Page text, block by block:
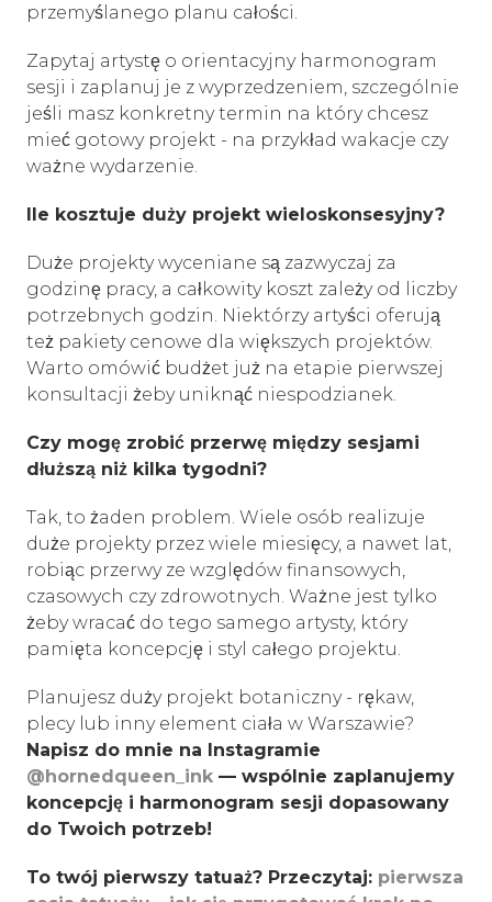
przemyślanego planu całości.
Zapytaj artystę o orientacyjny harmonogram
sesji i zaplanuj je z wyprzedzeniem, szczególnie
jeśli masz konkretny termin na który chcesz
mieć gotowy projekt - na przykład wakacje czy
ważne wydarzenie.
Ile kosztuje duży projekt wieloskonsesyjny?
Duże projekty wyceniane są zazwyczaj za
godzinę pracy, a całkowity koszt zależy od liczby
potrzebnych godzin. Niektórzy artyści oferują
też pakiety cenowe dla większych projektów.
Warto omówić budżet już na etapie pierwszej
konsultacji żeby uniknąć niespodzianek.
Czy mogę zrobić przerwę między sesjami
dłuższą niż kilka tygodni?
Tak, to żaden problem. Wiele osób realizuje
duże projekty przez wiele miesięcy, a nawet lat,
robiąc przerwy ze względów finansowych,
czasowych czy zdrowotnych. Ważne jest tylko
żeby wracać do tego samego artysty, który
pamięta koncepcję i styl całego projektu.
Planujesz duży projekt botaniczny - rękaw,
plecy lub inny element ciała w Warszawie?
Napisz do mnie na Instagramie
@hornedqueen_ink — wspólnie zaplanujemy
koncepcję i harmonogram sesji dopasowany
do Twoich potrzeb!
To twój pierwszy tatuaż? Przeczytaj: pierwsza